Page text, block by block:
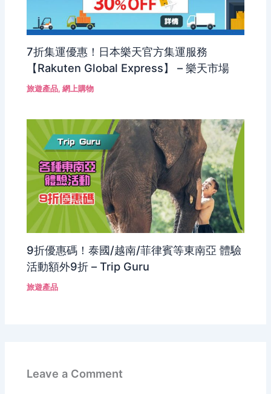
7折集運優惠！日本樂天官方集運服務
【Rakuten Global Express】 – 樂天市場
旅遊產品,網上購物
9折優惠碼！泰國/越南/菲律賓等東南亞 體驗
活動額外9折 – Trip Guru
旅遊產品
Leave a Comment